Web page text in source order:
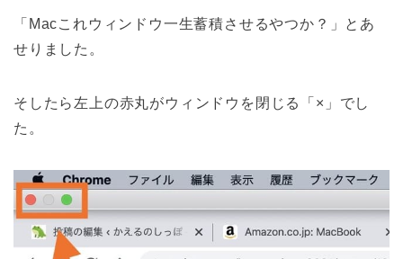
「Macこれウィンドウ一生蓄積させるやつか？」とあ
せりました。
そしたら左上の赤丸がウィンドウを閉じる「×」でし
た。